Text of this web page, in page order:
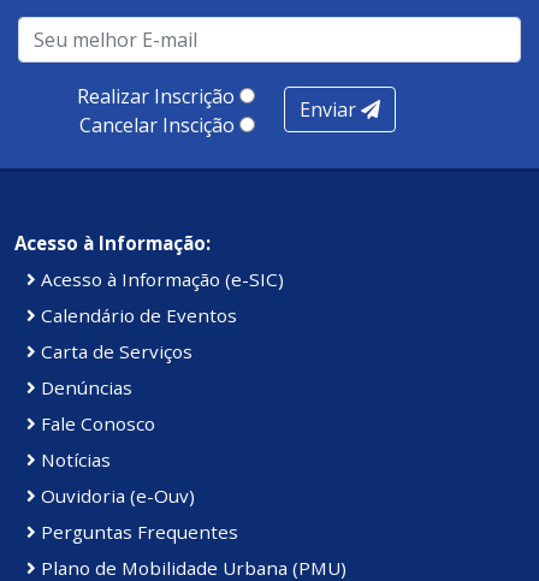
Realizar Inscrição
Cancelar Inscição
Enviar
Acesso à Informação:
Acesso à Informação (e-SIC)
Calendário de Eventos
Carta de Serviços
Denúncias
Fale Conosco
Notícias
Ouvidoria (e-Ouv)
Perguntas Frequentes
Plano de Mobilidade Urbana (PMU)